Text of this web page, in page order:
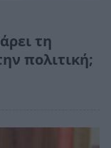
τη
πολιτική;